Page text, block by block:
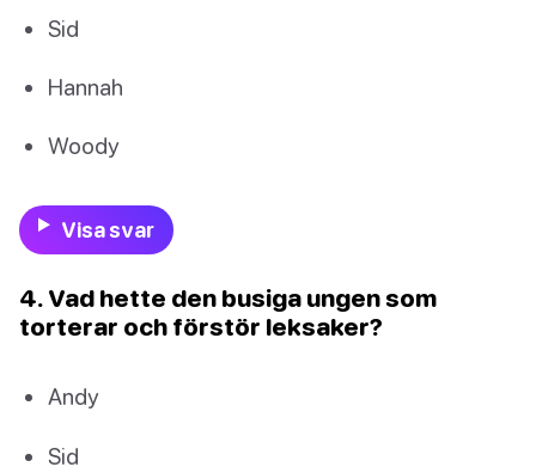
Sid
Hannah
Woody
Visa svar
4. Vad hette den busiga ungen som
torterar och förstör leksaker?
Andy
Sid